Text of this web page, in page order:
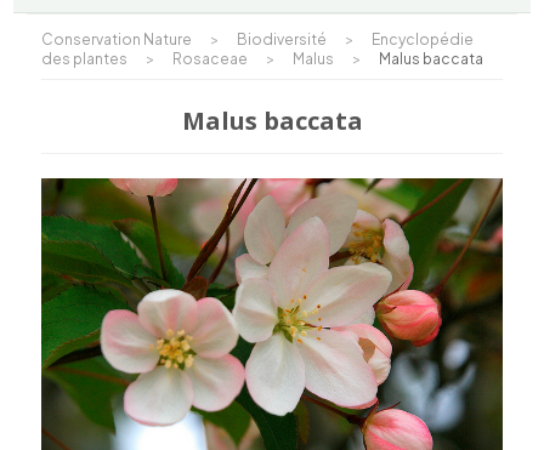
Conservation Nature > Biodiversité >
Encyclopédie
des plantes
> Rosaceae > Malus > Malus baccata
Malus baccata